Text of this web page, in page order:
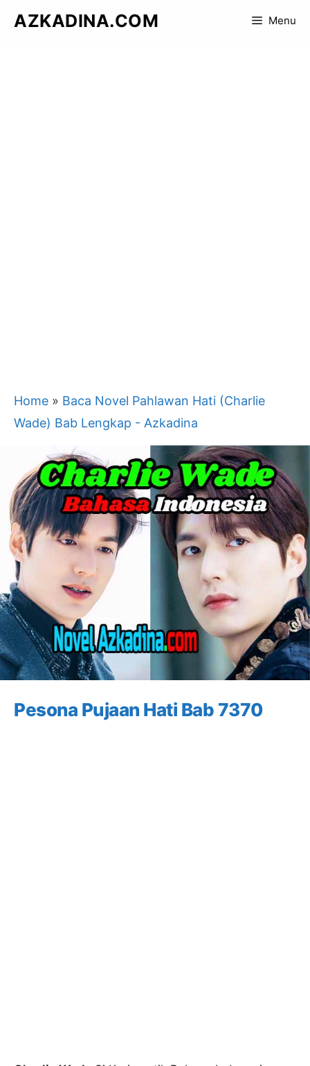
AZKADINA.COM Menu
Home » Baca Novel Pahlawan Hati (Charlie
Wade) Bab Lengkap - Azkadina
Pesona Pujaan Hati Bab 7370